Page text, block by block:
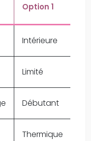
Option 1
Intérieure
Limité
Débutant
Thermique